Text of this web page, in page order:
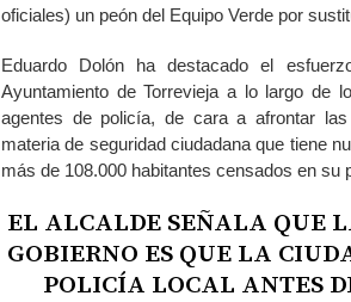
oficiales) un peón del Equipo Verde por
Eduardo Dolón ha destacado el
Ayuntamiento de Torrevieja a lo largo de
agentes de policía, de cara a afrontar
materia de seguridad ciudadana que tiene
más de 108.000 habitantes censados en su
EL ALCALDE SEÑALA QUE
GOBIERNO ES QUE LA
POLICÍA LOCAL ANTES